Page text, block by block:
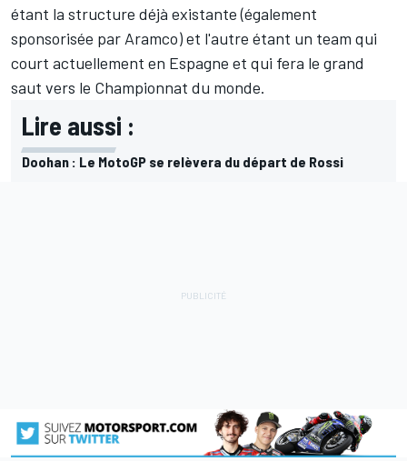
étant la structure déjà existante (également
sponsorisée par Aramco) et l'autre étant un team qui
court actuellement en Espagne et qui fera le grand
saut vers le Championnat du monde.
Lire aussi :
Doohan : Le MotoGP se relèvera du départ de Rossi